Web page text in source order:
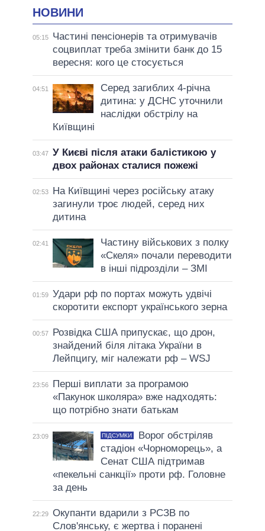
НОВИНИ
05:15
Частині пенсіонерів та отримувачів
соцвиплат треба змінити банк до 15
вересня: кого це стосується
04:51
Серед загиблих 4-річна
дитина: у ДСНС уточнили
наслідки обстрілу на
Київщині
03:47 У Києві після атаки балістикою у
двох районах сталися пожежі
02:53
На Київщині через російську атаку
загинули троє людей, серед них
дитина
02:41
Частину військових з полку
«Скеля» почали переводити
в інші підрозділи – ЗМІ
01:59 Удари рф по портах можуть удвічі
скоротити експорт українського зерна
00:57
Розвідка США припускає, що дрон,
знайдений біля літака України в
Лейпцигу, міг належати рф – WSJ
23:56
Перші виплати за програмою
«Пакунок школяра» вже надходять:
що потрібно знати батькам
23:09 ПІДСУМКИ
Ворог обстріляв
стадіон «Чорноморець», а
Сенат США підтримав
«пекельні санкції» проти рф. Головне
за день
22:29 Окупанти вдарили з РСЗВ по
Слов'янську, є жертва і поранені